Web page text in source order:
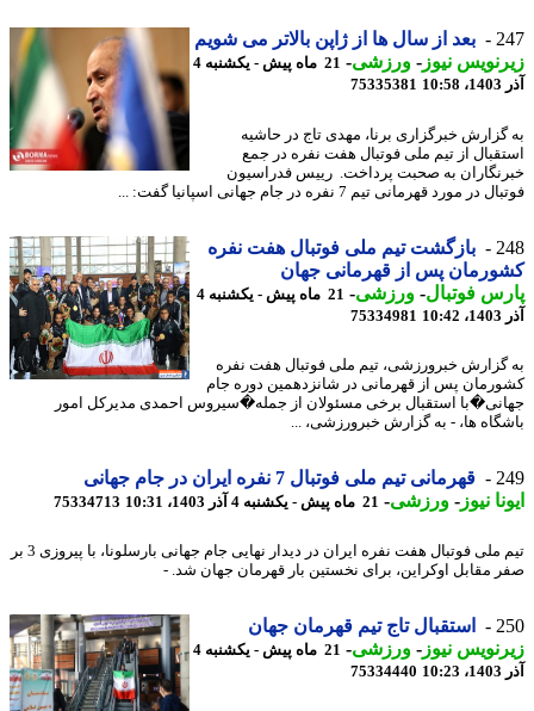
بعد از سال ها از ژاپن بالاتر می شویم
نیوز-ورزشی-
21 ماه پیش - یکشنبه 4
75335381
خبرگزاری برنا، مهدی تاج در حاشیه
از تیم ملی فوتبال هفت نفره در جمع
به صحبت پرداخت. رییس فدراسیون
مورد قهرمانی تیم 7 نفره در جام جهانی اسپانیا گفت: ...
بازگشت تیم ملی فوتبال هفت نفره
پس از قهرمانی جهان
فوتبال-ورزشی-
21 ماه پیش - یکشنبه 4
75334981
خبرورزشی، تیم ملی فوتبال هفت نفره
پس از قهرمانی در شانزدهمین دوره جام
استقبال برخی مسئولان از جمله�سیروس احمدی مدیرکل امور
ها، - به گزارش خبرورزشی، ...
قهرمانی تیم ملی فوتبال 7 نفره ایران در جام جهانی
نیوز-ورزشی-21 ماه پیش - یکشنبه 4 آذر 1403، 10:31 75334713
تیم ملی فوتبال هفت نفره ایران در دیدار نهایی جام جهانی بارسلونا، با پیروزی 3 بر
مقابل اوکراین، برای نخستین بار قهرمان جهان شد. -
استقبال تاج تیم قهرمان جهان
نیوز-ورزشی-
21 ماه پیش - یکشنبه 4
75334440